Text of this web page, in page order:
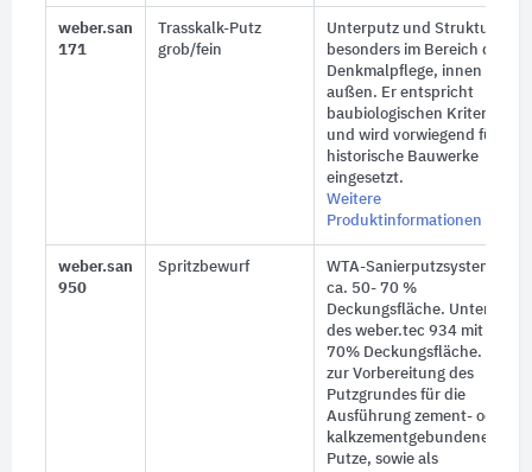
weber.san
171
Trasskalk-Putz
grob/fein
Unterputz und Strukturputz
besonders im Bereich der
Denkmalpflege, innen und
außen. Er entspricht
baubiologischen Kriterien
und wird vorwiegend für
historische Bauwerke
eingesetzt.
Weitere
Produktinformationen
weber.san
950
Spritzbewurf
WTA-Sanierputzsystem mit
ca. 50- 70 %
Deckungsfläche. Unterhalb
des weber.tec 934 mit min.
70% Deckungsfläche. Ferner
zur Vorbereitung des
Putzgrundes für die
Ausführung zement- oder
kalkzementgebundener
Putze, sowie als